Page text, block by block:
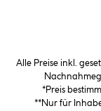
Alle Preise inkl.
*Preis
**Nur für